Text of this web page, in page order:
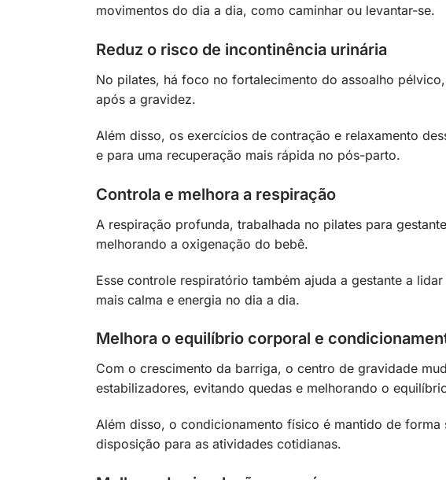
movimentos do dia a dia, como caminhar ou levantar-se.
Reduz o risco de incontinência urinária
No pilates, há foco no fortalecimento do assoalho
após a gravidez.
Além disso, os exercícios de contração e relaxamento
e para uma recuperação mais rápida no pós-parto.
Controla e melhora a respiração
A respiração profunda, trabalhada no pilates para
melhorando a oxigenação do bebê.
Esse controle respiratório também ajuda a gestante a
mais calma e energia no dia a dia.
Melhora o equilíbrio corporal e
Com o crescimento da barriga, o centro de gravidade
estabilizadores, evitando quedas e melhorando o
Além disso, o condicionamento físico é mantido de forma
disposição para as atividades cotidianas.